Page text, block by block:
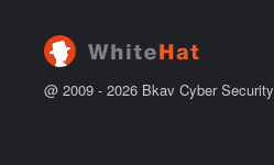
@ 2009 - 2026 Bkav Cyber Security